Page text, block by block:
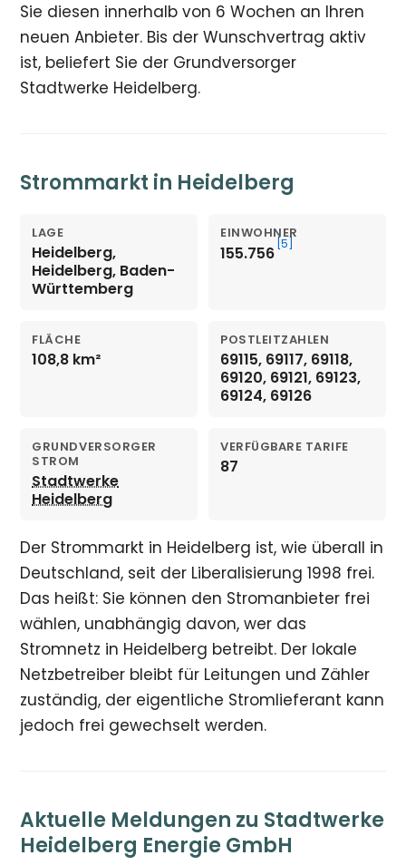
Sie diesen innerhalb von 6 Wochen an Ihren
neuen Anbieter. Bis der Wunschvertrag aktiv
ist, beliefert Sie der Grundversorger
Stadtwerke Heidelberg.
Strommarkt in Heidelberg
LAGE
Heidelberg,
Heidelberg, Baden-
Württemberg
EINWOHNER
155.756 [5]
FLÄCHE
108,8 km²
POSTLEITZAHLEN
69115, 69117, 69118,
69120, 69121, 69123,
69124, 69126
GRUNDVERSORGER
STROM
Stadtwerke
Heidelberg
VERFÜGBARE TARIFE
87
Der Strommarkt in Heidelberg ist, wie überall in
Deutschland, seit der Liberalisierung 1998 frei.
Das heißt: Sie können den Stromanbieter frei
wählen, unabhängig davon, wer das
Stromnetz in Heidelberg betreibt. Der lokale
Netzbetreiber bleibt für Leitungen und Zähler
zuständig, der eigentliche Stromlieferant kann
jedoch frei gewechselt werden.
Aktuelle Meldungen zu Stadtwerke
Heidelberg Energie GmbH